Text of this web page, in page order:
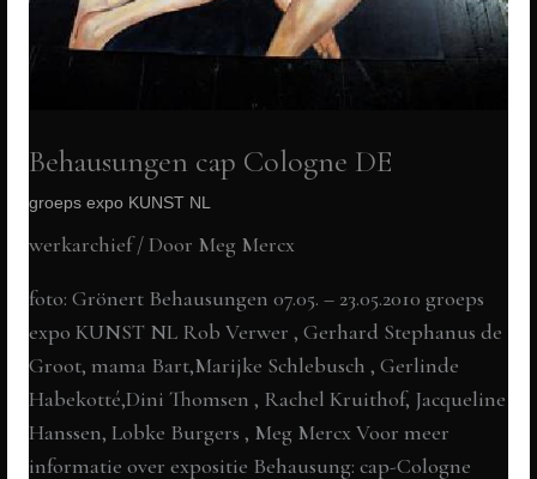
Behausungen cap Cologne DE
groeps expo KUNST NL
werkarchief/ Door Meg Mercx
foto: Grönert Behausungen 07.05. – 23.05.2010 groeps
expo KUNST NL Rob Verwer , Gerhard Stephanus de
Groot, mama Bart,Marijke Schlebusch , Gerlinde
Habekotté,Dini Thomsen , Rachel Kruithof, Jacqueline
Hanssen, Lobke Burgers , Meg Mercx Voor meer
informatie over expositie Behausung: cap-Cologne